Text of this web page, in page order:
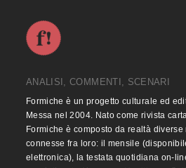
ANALISI, COMMENTI, SCENARI
Formiche è un progetto culturale ed
Messa nel 2004. Nato come rivista
Formiche è composto da realtà diverse
connesse fra loro: il mensile
elettronica), la testata quotidiana on-